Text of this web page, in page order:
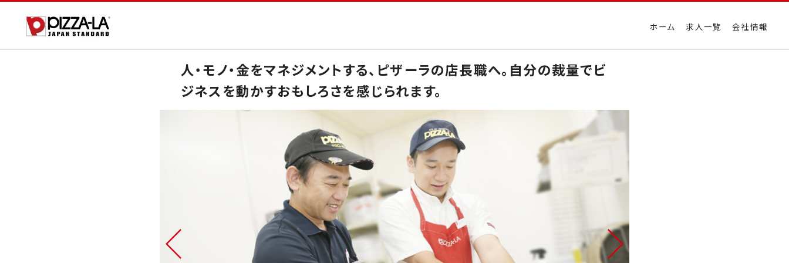
ホーム 求人一覧 会社情報
人・モノ・金をマネジメントする、ピザーラの店長職へ。自分の裁量でビ
ジネスを動かすおもしろさを感じられます。